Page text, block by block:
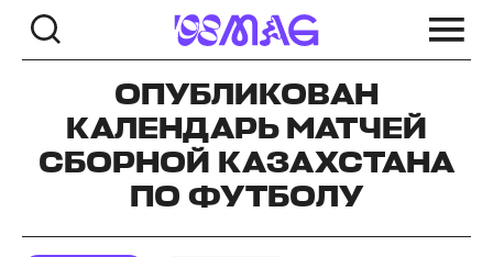
ОПУБЛИКОВАН
КАЛЕНДАРЬ МАТЧЕЙ
СБОРНОЙ КАЗАХСТАНА
ПО ФУТБОЛУ